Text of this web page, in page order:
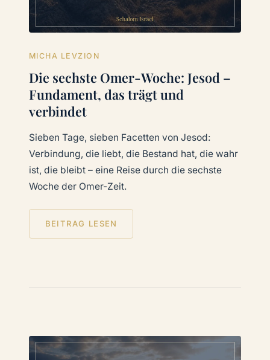
MICHA LEVZION
Die sechste Omer-Woche: Jesod –
Fundament, das trägt und
verbindet
Sieben Tage, sieben Facetten von Jesod:
Verbindung, die liebt, die Bestand hat, die wahr
ist, die bleibt – eine Reise durch die sechste
Woche der Omer-Zeit.
BEITRAG LESEN